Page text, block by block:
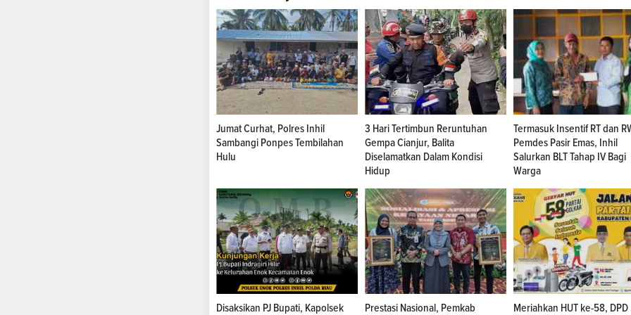
Jumat Curhat, Polres Inhil
Sambangi Ponpes Tembilahan
Hulu
3 Hari Tertimbun Reruntuhan
Gempa Cianjur, Balita
Diselamatkan Dalam Kondisi
Hidup
Termasuk Insentif RT dan
Pemdes Pasir Emas, Inhil
Salurkan BLT Tahap IV Bagi
Warga
Disaksikan PJ Bupati, Kapolsek Prestasi Nasional, Pemkab Meriahkan HUT ke-58, DPD